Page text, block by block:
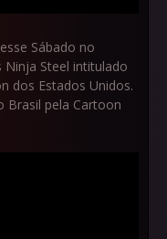
Sábado no
Ninja Steel intitulado
dos Estados Unidos.
Brasil pela Cartoon